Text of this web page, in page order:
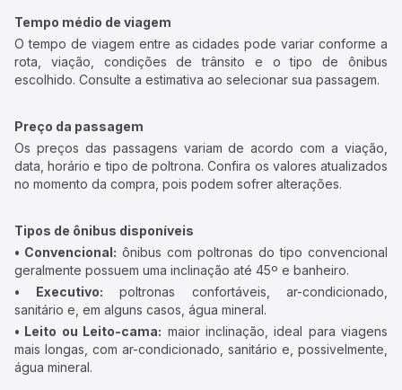
Tempo médio de viagem
O tempo de viagem entre as cidades pode variar conforme a
rota, viação, condições de trânsito e o tipo de ônibus
escolhido. Consulte a estimativa ao selecionar sua passagem.
Preço da passagem
Os preços das passagens variam de acordo com a viação,
data, horário e tipo de poltrona. Confira os valores atualizados
no momento da compra, pois podem sofrer alterações.
Tipos de ônibus disponíveis
• Convencional: ônibus com poltronas do tipo convencional
geralmente possuem uma inclinação até 45º e banheiro.
• Executivo: poltronas confortáveis, ar-condicionado,
sanitário e, em alguns casos, água mineral.
• Leito ou Leito-cama: maior inclinação, ideal para viagens
mais longas, com ar-condicionado, sanitário e, possivelmente,
água mineral.